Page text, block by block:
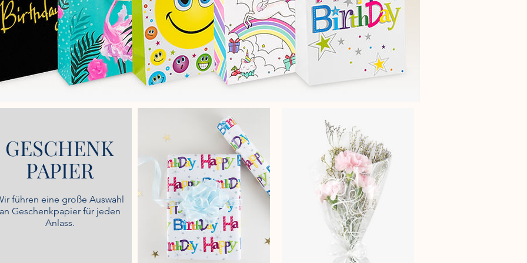
GESCHENK
PAPIER
führen eine große Auswahl
Geschenkpapier für jeden
Anlass.